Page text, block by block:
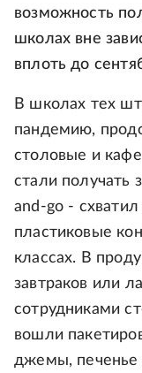
возможность
школах вне
вплоть до
В школах тех
пандемию,
столовые и
стали получать
and-go -
пластиковые
классах. В
завтраков или
сотрудниками
вошли
джемы, печенье